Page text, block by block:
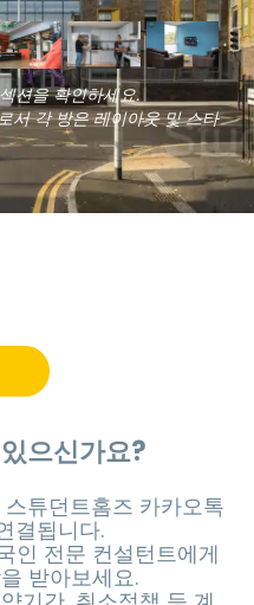
션을 확인하세요.
서 각 방은 레이아웃 및 스타
으신가요?
튜던트홈즈 카카오톡
결됩니다.
인 전문 컨설턴트에게
받아보세요.